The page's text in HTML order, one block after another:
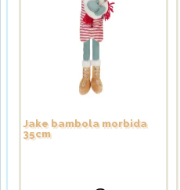
Jake bambola morbida
35cm